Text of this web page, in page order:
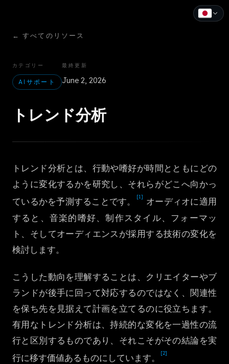
← すべてのリソース
カテゴリー
AIサポート
最終更新
June 2, 2026
トレンド分析
トレンド分析とは、行動や嗜好が時間とともにどの
ように変化するかを研究し、それらがどこへ向かっ
ているかを予測することです。
[1]
オーディオに適用
すると、音楽的嗜好、制作スタイル、フォーマッ
ト、そしてオーディエンスが採用する技術の変化を
検討します。
こうした動向を理解することは、クリエイターやブ
ランドが後手に回って対応するのではなく、関連性
を保ち先を見据えて計画を立てるのに役立ちます。
有用なトレンド分析は、持続的な変化を一過性の流
行と区別するものであり、それこそがその結論を実
行に移す価値あるものにしています。
[2]
Русский
日本語
한국어